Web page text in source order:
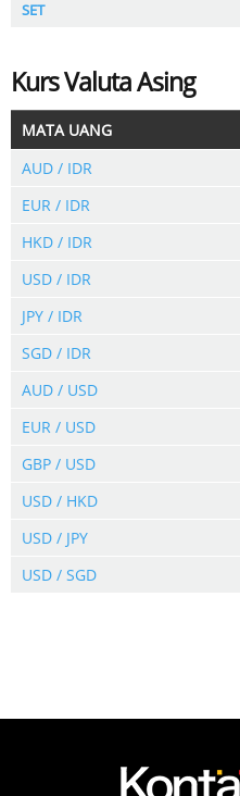
SET
Kurs Valuta Asing
MATA UANG
AUD / IDR
EUR / IDR
HKD / IDR
USD / IDR
JPY / IDR
SGD / IDR
AUD / USD
EUR / USD
GBP / USD
USD / HKD
USD / JPY
USD / SGD